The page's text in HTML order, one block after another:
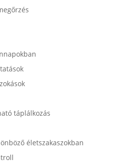
táplálkozás
életszakaszokban